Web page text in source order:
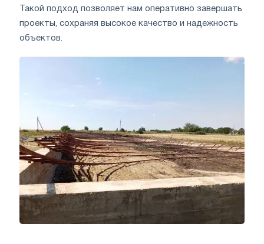
Такой подход позволяет нам оперативно завершать
проекты, сохраняя высокое качество и надежность
объектов.